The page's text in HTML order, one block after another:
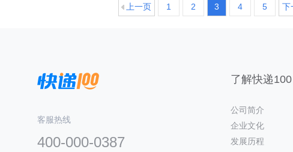
上一页 1 2 3 4 5 下
客服热线
400-000-0387
了解快递100
公司简介
企业文化
发展历程